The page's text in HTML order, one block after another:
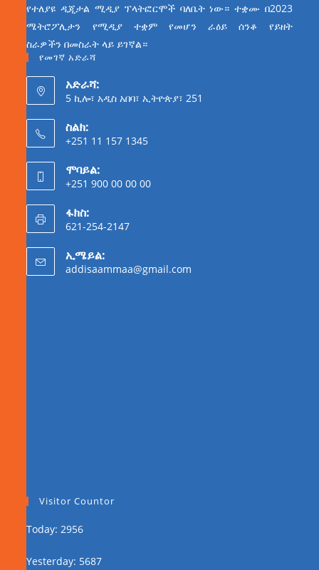
የተለያዩ ዲጂታል ሚዲያ ፕላትፎርሞች ባለቤት ነው። ተቋሙ በ2023
ሜትሮፖሊታን የሚዲያ ተቋም የመሆን ራዕይ ሰንቆ የይዘት
ስራዎችን በመስራት ላይ ይገኛል።
የመገኛ አድራሻ
አድራሻ:
5 ኪሎ፣ አዲስ አበባ፣ ኢትዮጵያ፣ 251
ስልክ:
+251 11 157 1345
ሞባይል:
+251 900 00 00 00
ፋክስ:
621-254-2147
ኢሜይል:
addisaammaa@gmail.com
Visitor Countor
Today: 2956
Yesterday: 5687